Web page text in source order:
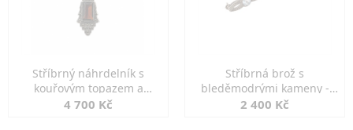
Stříbrný náhrdelník s
kouřovým topazem a
markazity
4 700 Kč
Stříbrná brož s
bleděmodrými kameny -
jemná elegance
2 400 Kč